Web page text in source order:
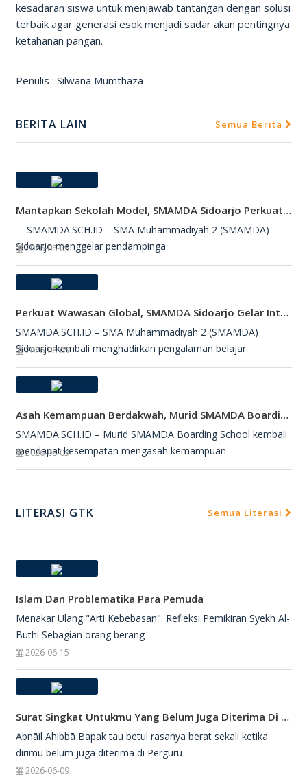
kesadaran siswa untuk menjawab tantangan dengan solusi
terbaik agar generasi esok menjadi sadar akan pentingnya
ketahanan pangan.
Penulis : Silwana Mumthaza
BERITA LAIN Semua Berita
Mantapkan Sekolah Model, SMAMDA Sidoarjo Perkuat Pembelajaran Mendalam Dan KKA
SMAMDA.SCH.ID – SMA Muhammadiyah 2 (SMAMDA)
Sidoarjo menggelar pendampinga
2026-08-05
Perkuat Wawasan Global, SMAMDA Sidoarjo Gelar International Talk Show Bersama Mahasiswa Turki
SMAMDA.SCH.ID – SMA Muhammadiyah 2 (SMAMDA)
Sidoarjo kembali menghadirkan pengalaman belajar
2026-08-05
Asah Kemampuan Berdakwah, Murid SMAMDA Boarding School Dipercaya Jadi Petugas Salat Jumat
SMAMDA.SCH.ID – Murid SMAMDA Boarding School kembali
mendapat kesempatan mengasah kemampuan
2026-08-03
LITERASI GTK Semua Literasi
Islam Dan Problematika Para Pemuda
Menakar Ulang "Arti Kebebasan": Refleksi Pemikiran Syekh Al-
Buthi Sebagian orang berang
2026-06-15
Surat Singkat Untukmu Yang Belum Juga Diterima Di Perguruan Tinggi
Abnāil Ahibbā Bapak tau betul rasanya berat sekali ketika
dirimu belum juga diterima di Perguru
2026-06-09